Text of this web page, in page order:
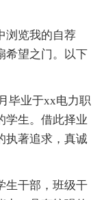
浏览我的自荐
希望之门。以下
毕业于xx电力职
学生。借此择业
执著追求，真诚
生干部，班级干